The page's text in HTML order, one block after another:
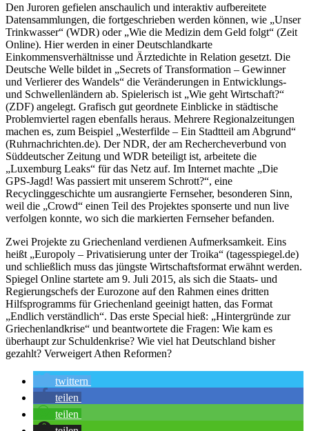
Den Juroren gefielen anschaulich und interaktiv aufbereitete
Datensammlungen, die fortgeschrieben werden können, wie „Unser
Trinkwasser“ (WDR) oder „Wie die Medizin dem Geld folgt“ (Zeit
Online). Hier werden in einer Deutschlandkarte
Einkommensverhältnisse und Ärztedichte in Relation gesetzt. Die
Deutsche Welle bildet in „Secrets of Transformation – Gewinner
und Verlierer des Wandels“ die Veränderungen in Entwicklungs-
und Schwellenländern ab. Spielerisch ist „Wie geht Wirtschaft?“
(ZDF) angelegt. Grafisch gut geordnete Einblicke in städtische
Problemviertel ragen ebenfalls heraus. Mehrere Regionalzeitungen
machen es, zum Beispiel „Westerfilde – Ein Stadtteil am Abgrund“
(Ruhrnachrichten.de). Der NDR, der am Rechercheverbund von
Süddeutscher Zeitung und WDR beteiligt ist, arbeitete die
„Luxemburg Leaks“ für das Netz auf. Im Internet machte „Die
GPS-Jagd! Was passiert mit unserem Schrott?“, eine
Recyclinggeschichte um ausrangierte Fernseher, besonderen Sinn,
weil die „Crowd“ einen Teil des Projektes sponserte und nun live
verfolgen konnte, wo sich die markierten Fernseher befanden.
Zwei Projekte zu Griechenland verdienen Aufmerksamkeit. Eins
heißt „Europoly – Privatisierung unter der Troika“ (tagesspiegel.de)
und schließlich muss das jüngste Wirtschaftsformat erwähnt werden.
Spiegel Online startete am 9. Juli 2015, als sich die Staats- und
Regierungschefs der Eurozone auf den Rahmen eines dritten
Hilfsprogramms für Griechenland geeinigt hatten, das Format
„Endlich verständlich“. Das erste Special hieß: „Hintergründe zur
Griechenlandkrise“ und beantwortete die Fragen: Wie kam es
überhaupt zur Schuldenkrise? Wie viel hat Deutschland bisher
gezahlt? Verweigert Athen Reformen?
twittern
teilen
teilen